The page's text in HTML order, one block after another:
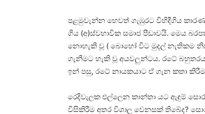
පළමුවැන්න හෙවත් ගැඹුරට විහිදීගිය
ගිය (අ)ස්වභාවික සමාජ පීඩාවයි. මෙය
නොහැකි වූ ( බොහෝ විට මුදල් නැතිකම
ගැනීමට හැකි වූ අයවලුන්ටය. රටේ
ඉන් පසු, රටේ නායකයාට ඒ ගැන කතා
රෙදිවැලක එල්ලෙන කාන්තා යට ඇඳුම්
විසිකිරීම අතර විශාල වෙනසක් තිබේද?